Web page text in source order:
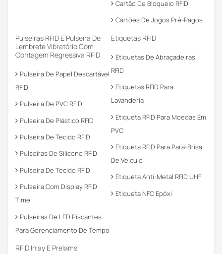
Cartão De Bloqueio RFID
Cartões De Jogos Pré-Pagos
Pulseiras RFID E Pulseira De
Lembrete Vibratório Com
Contagem Regressiva RFID
Pulseira De Papel Descartável
RFID
Pulseira De PVC RFID
Pulseira De Plástico RFID
Pulseira De Tecido RFID
Pulseiras De Silicone RFID
Pulseira De Tecido RFID
Pulseira Com Display RFID
Time
Pulseiras De LED Piscantes
Para Gerenciamento De Tempo
Etiquetas RFID
Etiquetas De Abraçadeiras
RFID
Etiquetas RFID Para
Lavanderia
Etiqueta RFID Para Moedas Em
PVC
Etiqueta RFID Para Para-Brisa
De Veículo
Etiqueta Anti-Metal RFID UHF
Etiqueta NFC Epóxi
RFID Inlay E Prelams